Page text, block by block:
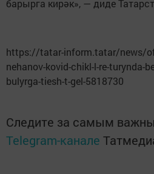
барырга кирәк», — диде
https://tatar-inform.tatar/news/
nehanov-kovid-chikl-l-re-turynda-
bulyrga-tiesh-t-gel-5818730
Следите за самым
Telegram-канале